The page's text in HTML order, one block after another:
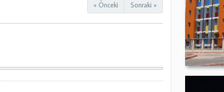
« Önceki Sonraki »